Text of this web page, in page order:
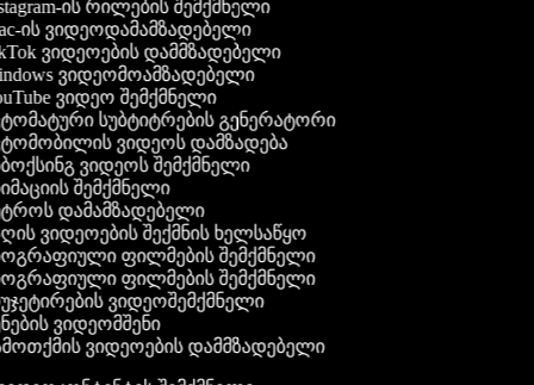
ის რილების შემქმნელი
ის ვიდეოდამამზადებელი
ვიდეოების დამმზადებელი
ვიდეომოამზადებელი
ვიდეო შემქმნელი
სუბტიტრების გენერატორი
ვიდეოს დამზადება
ვიდეოს შემქმნელი
შემქმნელი
დამამზადებელი
ვიდეოების შექმნის ხელსაწყო
ფილმების შემქმნელი
ფილმების შემქმნელი
ვიდეოშემქმნელი
ვიდეომშენი
ვიდეოების დამმზადებელი